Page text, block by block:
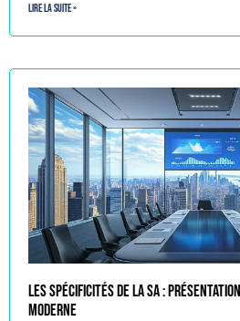
Lire la suite »
Les spécificités de la SA :
moderne